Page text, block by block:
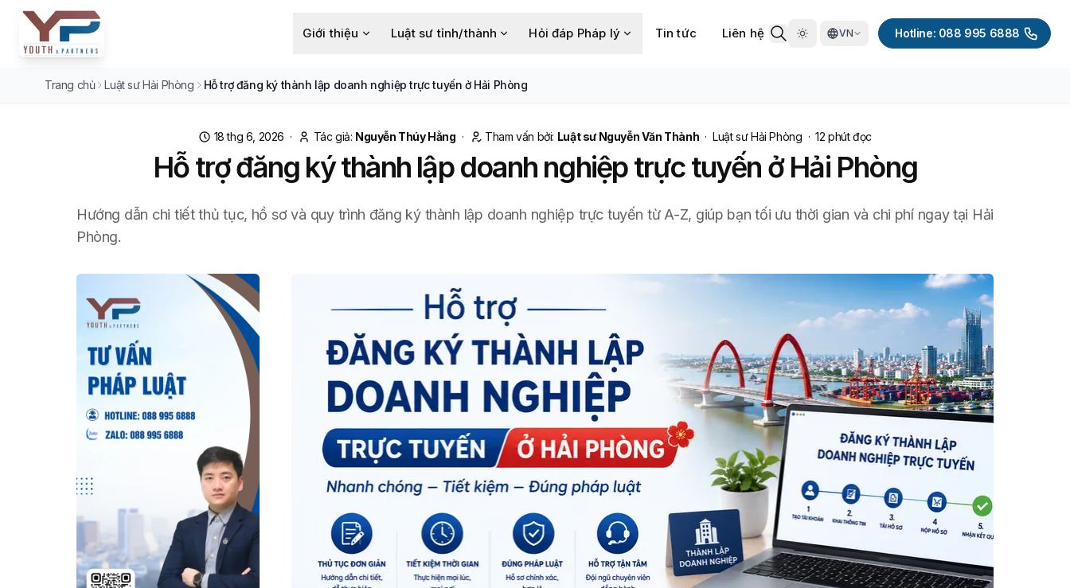
Giới thiệu Luật sư tỉnh/thành Hỏi đáp Pháp lý Tin tức Liên hệ VN Hotline: 088 995 6888
Trang chủ Luật sư Hải Phòng Hỗ trợ đăng ký thành lập doanh nghiệp trực tuyến ở Hải Phòng
18 thg 6, 2026 · Tác giả: Nguyễn Thúy Hằng · Tham vấn bởi: Luật sư Nguyễn Văn Thành ·Luật sư Hải Phòng ·12 phút đọc
Hỗ trợ đăng ký thành lập doanh nghiệp trực tuyến ở Hải Phòng
Hướng dẫn chi tiết thủ tục, hồ sơ và quy trình đăng ký thành lập doanh nghiệp trực tuyến từ A-Z, giúp bạn tối ưu thời gian và chi phí ngay tại Hải
Phòng.